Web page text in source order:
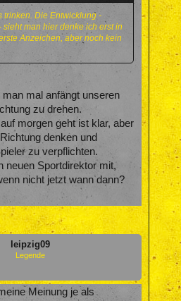
trinken. Die Entwicklung -
man hier denke ich erst in
Anzeichen, aber noch kein
mal anfängt unseren
zu drehen.
morgen geht ist klar, aber
denken und
zu verpflichten.
neuen Sportdirektor mit,
nicht jetzt wann dann?
leipzig09
Legende
Meinung je als